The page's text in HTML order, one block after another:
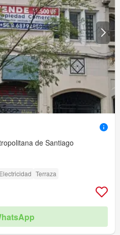
de Santiago
Electricidad Terraza